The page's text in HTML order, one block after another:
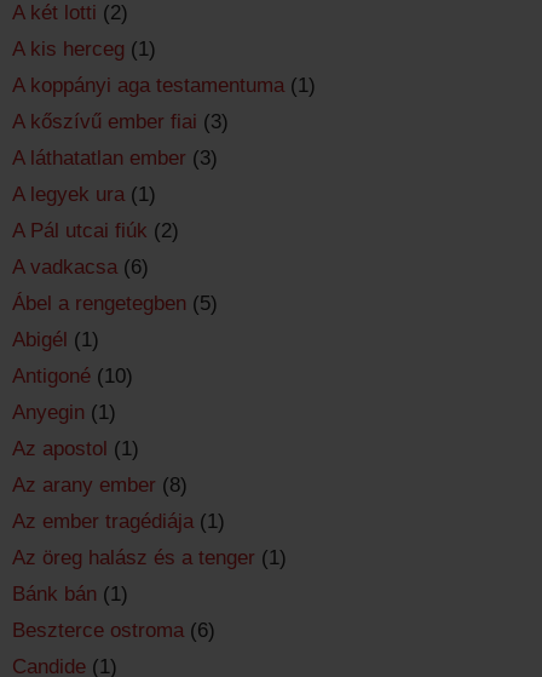
A két lotti (2)
A kis herceg (1)
A koppányi aga testamentuma (1)
A kőszívű ember fiai (3)
A láthatatlan ember (3)
A legyek ura (1)
A Pál utcai fiúk (2)
A vadkacsa (6)
Ábel a rengetegben (5)
Abigél (1)
Antigoné (10)
Anyegin (1)
Az apostol (1)
Az arany ember (8)
Az ember tragédiája (1)
Az öreg halász és a tenger (1)
Bánk bán (1)
Beszterce ostroma (6)
Candide (1)